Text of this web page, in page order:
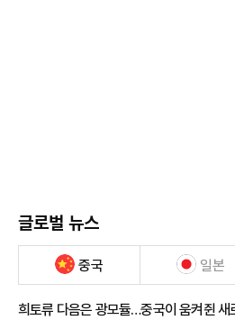
글로벌 뉴스
중국 일본
희토류 다음은 광모듈…중국이 움켜쥔 새